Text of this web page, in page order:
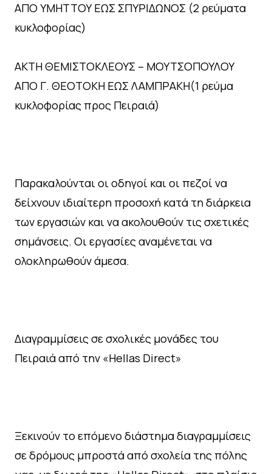
ΑΠΟ ΥΜΗΤΤΟΥ ΕΩΣ ΣΠΥΡΙΔΩΝΟΣ (2 ρεύματα
κυκλοφορίας)
ΑΚΤΗ ΘΕΜΙΣΤΟΚΛΕΟΥΣ – ΜΟΥΤΣΟΠΟΥΛΟΥ
ΑΠΟ Γ. ΘΕΟΤΟΚΗ ΕΩΣ ΛΑΜΠΡΑΚΗ(1 ρεύμα
κυκλοφορίας προς Πειραιά)
Παρακαλούνται οι οδηγοί και οι πεζοί να
δείχνουν ιδιαίτερη προσοχή κατά τη διάρκεια
των εργασιών και να ακολουθούν τις σχετικές
σημάνσεις. Οι εργασίες αναμένεται να
ολοκληρωθούν άμεσα.
Διαγραμμίσεις σε σχολικές μονάδες του
Πειραιά από την «Hellas Direct»
Ξεκινούν το επόμενο διάστημα διαγραμμίσεις
σε δρόμους μπροστά από σχολεία της πόλης